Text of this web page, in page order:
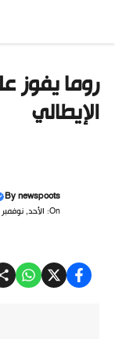
المحتوى
روما يفوز
الإيطالي
Bynewspoots
On: الأحد, نوفمبر 24, 2019 5:40 مساءً